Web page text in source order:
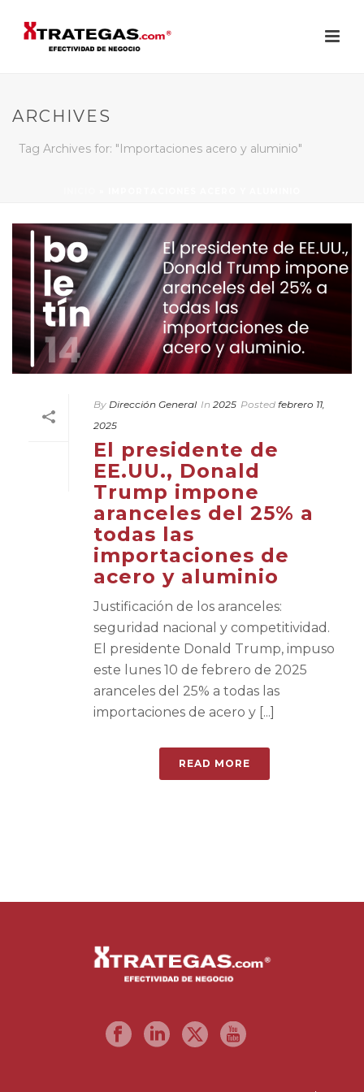
ARCHIVES
Tag Archives for: "Importaciones acero y aluminio"
By Dirección General In 2025 Posted febrero 11,
2025
El presidente de
EE.UU., Donald
Trump impone
aranceles del 25% a
todas las
importaciones de
acero y aluminio
Justificación de los aranceles:
seguridad nacional y competitividad.
El presidente Donald Trump, impuso
este lunes 10 de febrero de 2025
aranceles del 25% a todas las
importaciones de acero y [...]
READ MORE